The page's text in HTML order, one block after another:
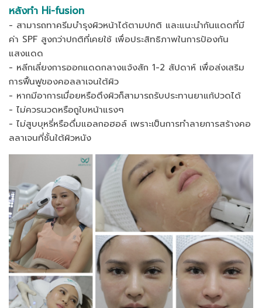
หลังทำ Hi-fusion
- สามารถทาครีมบำรุงผิวหน้าได้ตามปกติ และแนะนำกันแดดที่มี
ค่า SPF สูงกว่าปกติที่เคยใช้ เพื่อประสิทธิภาพในการป้องกัน
แสงแดด
- หลีกเลี่ยงการออกแดดกลางแจ้งสัก 1-2 สัปดาห์ เพื่อส่งเสริม
การฟื้นฟูของคอลลาเจนใต้ผิว
- หากมีอาการเมื่อยหรือตึงผิวก็สามารถรับประทานยาแก้ปวดได้
- ไม่ควรนวดหรือถูใบหน้าแรงๆ
- ไม่สูบบุหรี่หรือดื่มแอลกอฮอล์ เพราะเป็นการทำลายการสร้างคอ
ลลาเจนที่ชั้นใต้ผิวหนัง